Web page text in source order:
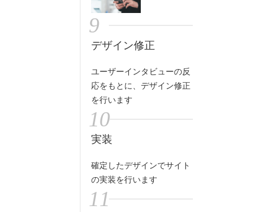
9
デザイン修正
ユーザーインタビューの反
応をもとに、デザイン修正
を行います
10
実装
確定したデザインでサイト
の実装を行います
11